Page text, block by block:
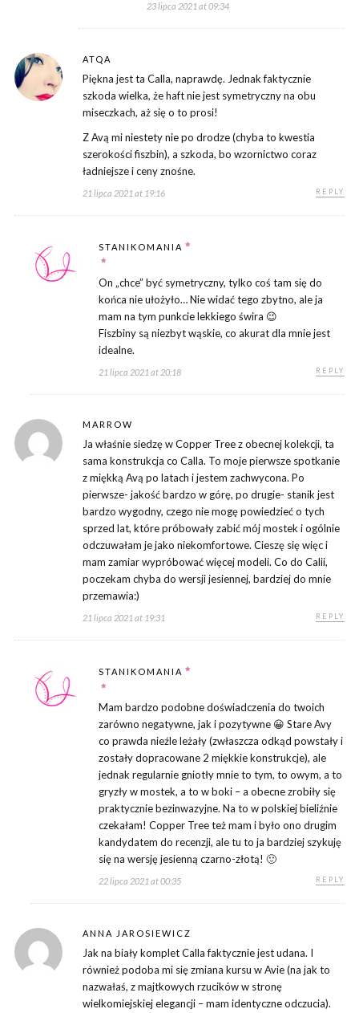
23 lipca 2021 at 09:34
ATQA
Piękna jest ta Calla, naprawdę. Jednak faktycznie
szkoda wielka, że haft nie jest symetryczny na obu
miseczkach, aż się o to prosi!
Z Avą mi niestety nie po drodze (chyba to kwestia
szerokości fiszbin), a szkoda, bo wzornictwo coraz
ładniejsze i ceny znośne.
21 lipca 2021 at 19:16 REPLY
STANIKOMANIA
On „chce” być symetryczny, tylko coś tam się do
końca nie ułożyło… Nie widać tego zbytno, ale ja
mam na tym punkcie lekkiego świra 😉
Fiszbiny są niezbyt wąskie, co akurat dla mnie jest
idealne.
21 lipca 2021 at 20:18 REPLY
MARROW
Ja właśnie siedzę w Copper Tree z obecnej kolekcji, ta
sama konstrukcja co Calla. To moje pierwsze spotkanie
z miękką Avą po latach i jestem zachwycona. Po
pierwsze- jakość bardzo w górę, po drugie- stanik jest
bardzo wygodny, czego nie mogę powiedzieć o tych
sprzed lat, które próbowały zabić mój mostek i ogólnie
odczuwałam je jako niekomfortowe. Cieszę się więc i
mam zamiar wypróbować więcej modeli. Co do Calii,
poczekam chyba do wersji jesiennej, bardziej do mnie
przemawia:)
21 lipca 2021 at 19:31 REPLY
STANIKOMANIA
Mam bardzo podobne doświadczenia do twoich
zarówno negatywne, jak i pozytywne 😀 Stare Avy
co prawda nieźle leżały (zwłaszcza odkąd powstały i
zostały dopracowane 2 miękkie konstrukcje), ale
jednak regularnie gniotły mnie to tym, to owym, a to
gryzły w mostek, a to w boki – a obecne zrobiły się
praktycznie bezinwazyjne. Na to w polskiej bieliźnie
czekałam! Copper Tree też mam i było ono drugim
kandydatem do recenzji, ale tu to ja bardziej szykuję
się na wersję jesienną czarno-złotą! 🙂
22 lipca 2021 at 00:35 REPLY
ANNA JAROSIEWICZ
Jak na biały komplet Calla faktycznie jest udana. I
również podoba mi się zmiana kursu w Avie (na jak to
nazwałaś, z majtkowych rzucików w stronę
wielkomiejskiej elegancji – mam identyczne odczucia).